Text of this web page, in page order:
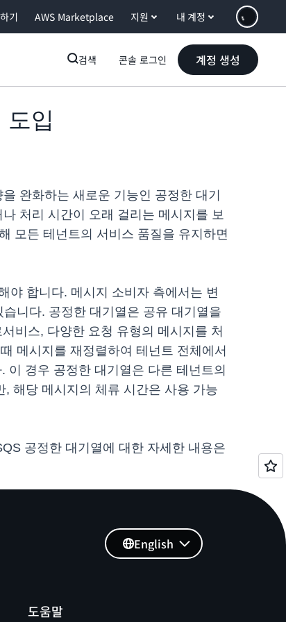
기 AWS Marketplace 지원 내 계정
검색 콘솔 로그인 계정 생성
입
완화하는 새로운 기능인 공정한 대기
처리 시간이 오래 걸리는 메시지를 보
모든 테넌트의 서비스 품질을 유지하면
야 합니다. 메시지 소비자 측에서는 변
니다. 공정한 대기열은 공유 대기열을
비스, 다양한 요청 유형의 메시지를 처
메시지를 재정렬하여 테넌트 전체에서
경우 공정한 대기열은 다른 테넌트의
해당 메시지의 체류 시간은 사용 가능
공정한 대기열에 대한 자세한 내용은
도움말
English